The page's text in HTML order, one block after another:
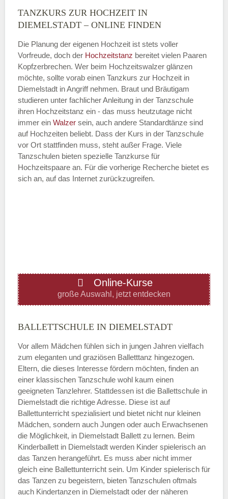
Montag
—
ÖFFNUNGSZEITEN HINZUFÜGEN
Dienstag
—
ÖFFNUNGSZEITEN HINZUFÜGEN
Donnerstag
—
ÖFFNUNGSZEITEN HINZUFÜGEN
Freitag
—
ÖFFNUNGSZEITEN HINZUFÜGEN
Samstag
TANZKURS ZUR HOCHZEIT IN
DIEMELSTADT – ONLINE FINDEN
Die Planung der eigenen Hochzeit ist stets voller
Vorfreude, doch der Hochzeitstanz bereitet vielen Paaren
Kopfzerbrechen. Wer beim Hochzeitswalzer glänzen
möchte, sollte vorab einen Tanzkurs zur Hochzeit in
Diemelstadt in Angriff nehmen. Braut und Bräutigam
studieren unter fachlicher Anleitung in der Tanzschule
ihren Hochzeitstanz ein - das muss heutzutage nicht
immer ein Walzer sein, auch andere Standardtänze sind
auf Hochzeiten beliebt. Dass der Kurs in der Tanzschule
vor Ort stattfinden muss, steht außer Frage. Viele
Tanzschulen bieten spezielle Tanzkurse für
Hochzeitspaare an. Für die vorherige Recherche bietet es
sich an, auf das Internet zurückzugreifen.
Online-Kurse
große Auswahl, jetzt entdecken
BALLETTSCHULE IN DIEMELSTADT
Vor allem Mädchen fühlen sich in jungen Jahren vielfach
zum eleganten und graziösen Balletttanz hingezogen.
Eltern, die dieses Interesse fördern möchten, finden an
einer klassischen Tanzschule wohl kaum einen
geeigneten Tanzlehrer. Stattdessen ist die Ballettschule in
Diemelstadt die richtige Adresse. Diese ist auf
Ballettunterricht spezialisiert und bietet nicht nur kleinen
Mädchen, sondern auch Jungen oder auch Erwachsenen
die Möglichkeit, in Diemelstadt Ballett zu lernen. Beim
Kinderballett in Diemelstadt werden Kinder spielerisch an
das Tanzen herangeführt. Es muss aber nicht immer
gleich eine Ballettunterricht sein. Um Kinder spielerisch für
das Tanzen zu begeistern, bieten Tanzschulen oftmals
auch Kindertanzen in Diemelstadt oder der näheren